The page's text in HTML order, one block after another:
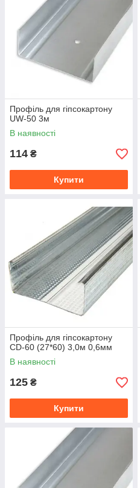
Профіль для гіпсокартону
UW-50 3м
В наявності
114 ₴
Купити
Профіль для гіпсокартону
СD-60 (27*60) 3,0м 0,6мм
В наявності
125 ₴
Купити